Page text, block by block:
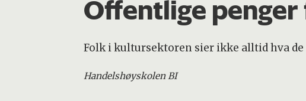
Offentlige
Folk i kultursektoren sier ikke alltid hva
Handelshøyskolen BI